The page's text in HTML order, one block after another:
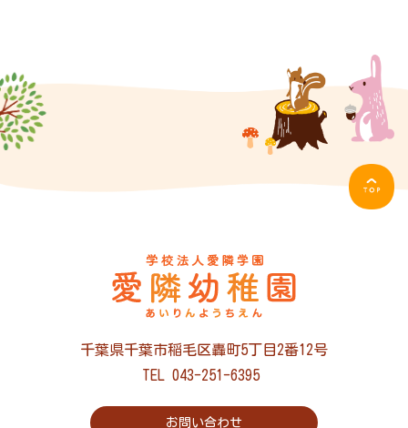
千葉県千葉市稲毛区轟町5丁目2番12号
TEL 043-251-6395
お問い合わせ